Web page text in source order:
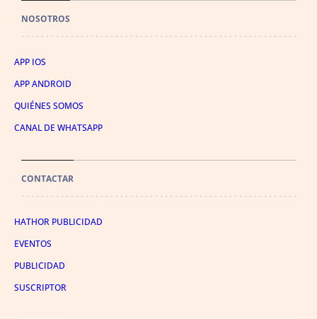
NOSOTROS
APP IOS
APP ANDROID
QUIÉNES SOMOS
CANAL DE WHATSAPP
CONTACTAR
HATHOR PUBLICIDAD
EVENTOS
PUBLICIDAD
SUSCRIPTOR